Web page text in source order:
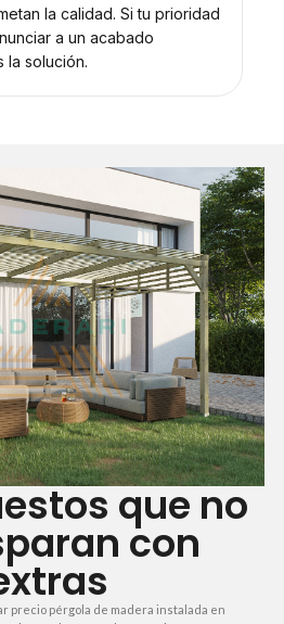
la calidad. Si tu prioridad
a un acabado
la solución.
que no
con
precio pérgola de madera instalada en